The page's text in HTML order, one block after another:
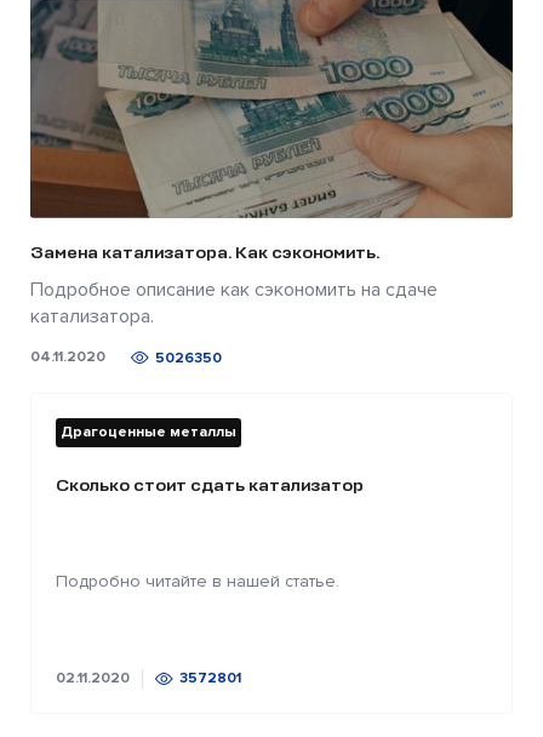
Замена катализатора. Как сэкономить.
Подробное описание как сэкономить на сдаче
катализатора.
04.11.2020 5026350
Драгоценные металлы
Сколько стоит сдать катализатор
Подробно читайте в нашей статье.
02.11.2020 3572801